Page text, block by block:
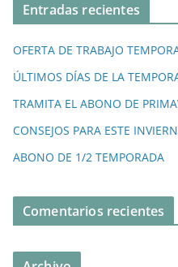
Entradas recientes
OFERTA DE TRABAJO
ÚLTIMOS DÍAS DE LA
TRAMITA EL ABONO DE
CONSEJOS PARA ESTE
ABONO DE 1/2 TEMPORADA
Comentarios recientes